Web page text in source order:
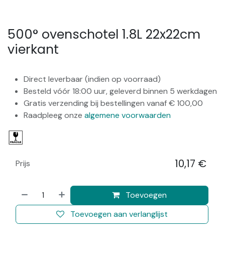
500° ovenschotel 1.8L 22x22cm
vierkant
Direct leverbaar (indien op voorraad)
Besteld vóór 18:00 uur, geleverd binnen 5 werkdagen
Gratis verzending bij bestellingen vanaf € 100,00
Raadpleeg onze algemene voorwaarden
Toevoegen
Toevoegen aan verlanglijst
Prijs 10,17 €